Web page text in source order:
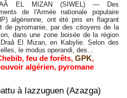
EL MIZAN (SIWEL) — Des
de l'Armée nationale populaire
algérienne, ont été pris en flagrant
de pyromanie, par des citoyens de la
dans une zone boisée de la région
El Mizan, en Kabylie. Selon des
le modus operandi, des...
, feu de forêts, GPK,
algérien, pyromane
à Iazzuguen (Azazga)